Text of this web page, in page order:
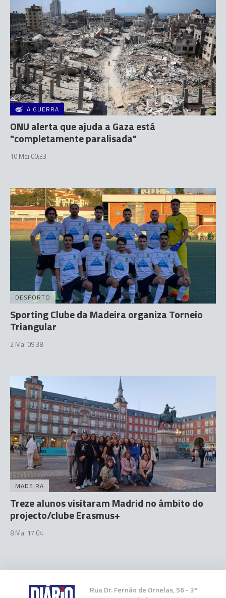
A GUERRA
ONU alerta que ajuda a Gaza está
"completamente paralisada"
10 Mai 00:33
DESPORTO
Sporting Clube da Madeira organiza Torneio
Triangular
2 Mai 09:38
MADEIRA
Treze alunos visitaram Madrid no âmbito do
projecto/clube Erasmus+
8 Mai 17:04
Rua Dr. Fernão de Ornelas, 56 - 3º